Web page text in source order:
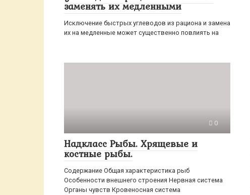
заменять их медленными
Исключение быстрых углеводов из рациона и замена
их на медленные может существенно повлиять на
0
Надкласс Рыбы. Хрящевые и
костные рыбы.
Содержание Общая характеристика рыб
Особенности внешнего строения Нервная система
Органы чувств Кровеносная система